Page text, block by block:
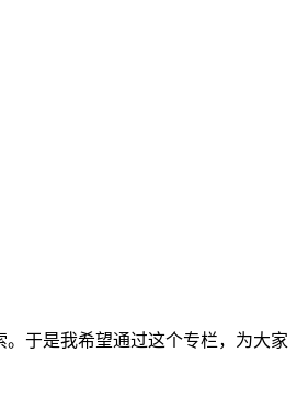
于是我希望通过这个专栏，为大家